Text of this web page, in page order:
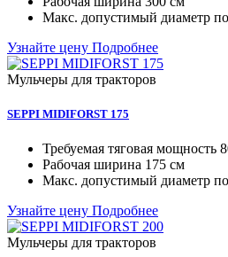
Макc. допустимый диаметр
Узнайте цену Подробнее
Мульчеры для тракторов
SEPPI MIDIFORST 175
Требуемая тяговая мощность
Рабочая ширина 175 см
Макc. допустимый диаметр
Узнайте цену Подробнее
Мульчеры для тракторов